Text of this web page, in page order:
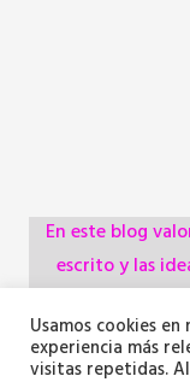
En este blog
escrito y las
inteligencia
Usamos cookies
experiencia más
visitas repetidas.